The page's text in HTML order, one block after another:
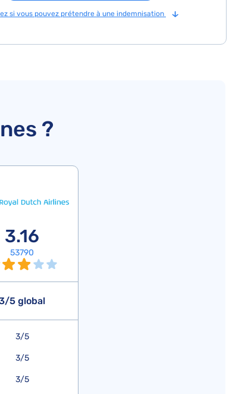
si vous pouvez prétendre à une indemnisation
?
3.16
53790
5 global
3/5
3/5
3/5